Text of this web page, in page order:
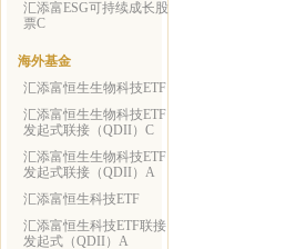
汇添富ESG可持续成长股
票C
海外基金
汇添富恒生生物科技ETF
汇添富恒生生物科技ETF
发起式联接（QDII）C
汇添富恒生生物科技ETF
发起式联接（QDII）A
汇添富恒生科技ETF
汇添富恒生科技ETF联接
发起式（QDII）A